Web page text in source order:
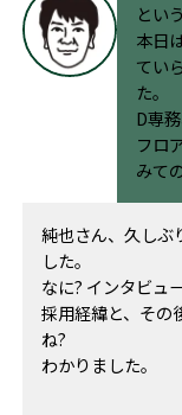
とい
本日
てい
た。
D専
フロ
みて
純也さん、久しぶ
した。
なに? インタビュ
採用経緯と、その
ね?
わかりました。